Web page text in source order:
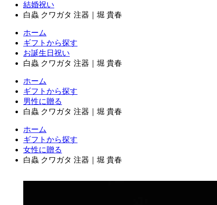
結婚祝い
白蟲 クワガタ 注器｜堀 貴春
ホーム
ギフトから探す
お誕生日祝い
白蟲 クワガタ 注器｜堀 貴春
ホーム
ギフトから探す
男性に贈る
白蟲 クワガタ 注器｜堀 貴春
ホーム
ギフトから探す
女性に贈る
白蟲 クワガタ 注器｜堀 貴春